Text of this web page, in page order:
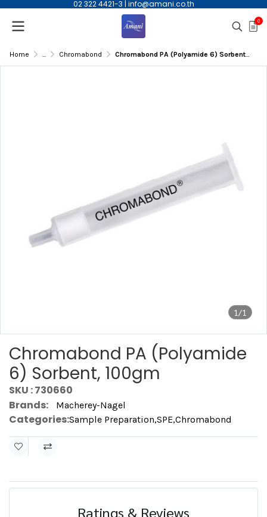
02 322 4421-3 | info@amani.co.th
0
Home ... Chromabond Chromabond PA (Polyamide 6) Sorbent, 100gm
1/1
Chromabond PA (Polyamide
6) Sorbent, 100gm
SKU : 730660
Brands:
Macherey-Nagel
Categories:Sample Preparation,SPE,Chromabond
Ratings & Reviews